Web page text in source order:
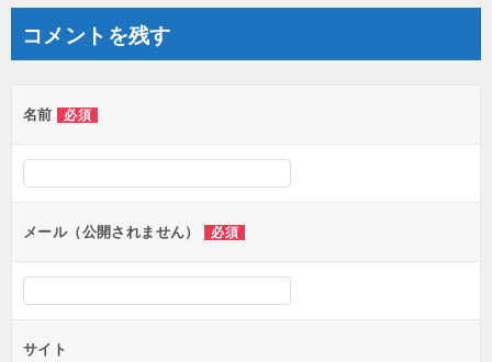
コメントを残す
名前 必須
メール（公開されません） 必須
サイト